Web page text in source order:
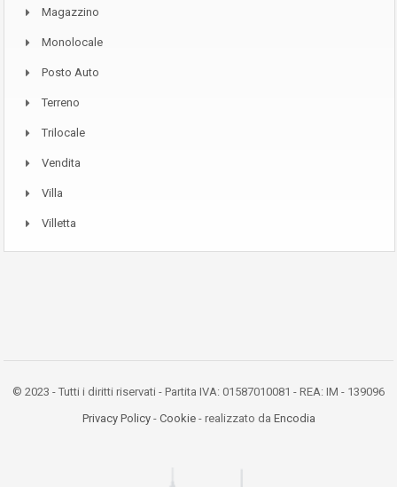
Magazzino
Monolocale
Posto Auto
Terreno
Trilocale
Vendita
Villa
Villetta
© 2023 - Tutti i diritti riservati - Partita IVA: 01587010081 - REA: IM - 139096
Privacy Policy- Cookie- realizzato da Encodia